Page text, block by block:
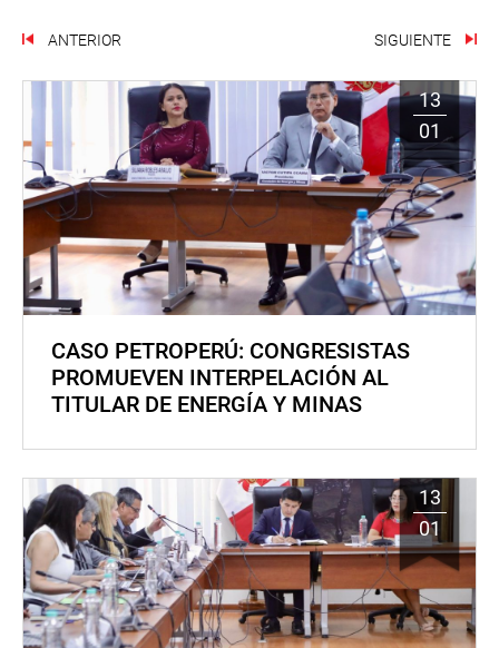
ANTERIOR SIGUIENTE
13
01
CASO PETROPERÚ: CONGRESISTAS
PROMUEVEN INTERPELACIÓN AL
TITULAR DE ENERGÍA Y MINAS
13
01